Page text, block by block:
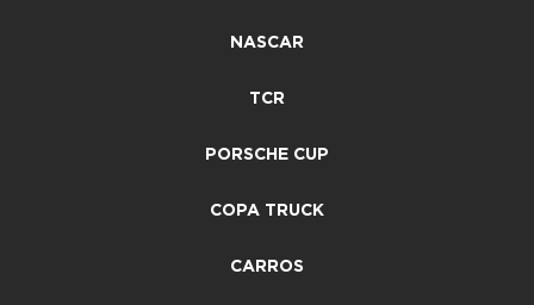
NASCAR
TCR
PORSCHE CUP
COPA TRUCK
CARROS